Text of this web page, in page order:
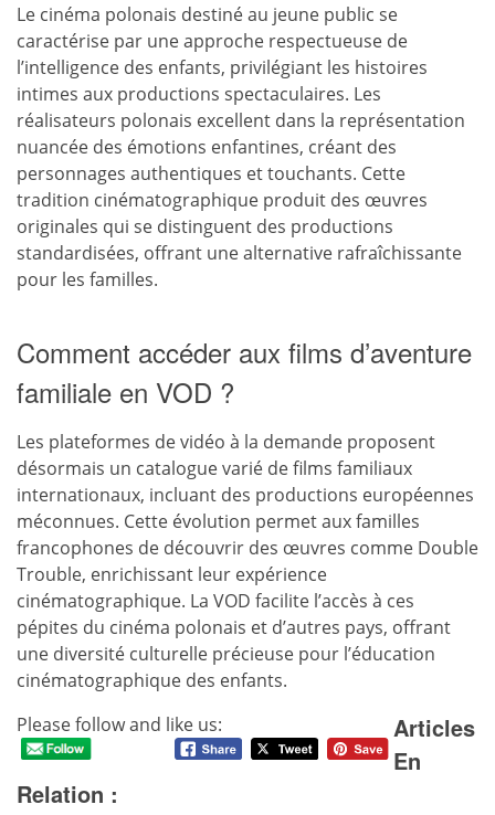
Le cinéma polonais destiné au jeune public se
caractérise par une approche respectueuse de
l’intelligence des enfants, privilégiant les histoires
intimes aux productions spectaculaires. Les
réalisateurs polonais excellent dans la représentation
nuancée des émotions enfantines, créant des
personnages authentiques et touchants. Cette
tradition cinématographique produit des œuvres
originales qui se distinguent des productions
standardisées, offrant une alternative rafraîchissante
pour les familles.
Comment accéder aux films d’aventure
familiale en VOD ?
Les plateformes de vidéo à la demande proposent
désormais un catalogue varié de films familiaux
internationaux, incluant des productions européennes
méconnues. Cette évolution permet aux familles
francophones de découvrir des œuvres comme Double
Trouble, enrichissant leur expérience
cinématographique. La VOD facilite l’accès à ces
pépites du cinéma polonais et d’autres pays, offrant
une diversité culturelle précieuse pour l’éducation
cinématographique des enfants.
Please follow and like us:
Articles
En
Relation :